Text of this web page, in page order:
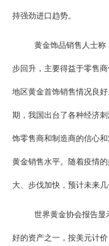
持强劲进口趋势。
黄金饰品销售人士称
步回升，主要得益于零售
地区黄金首饰销售情况良
期，我国出台了各种经济
饰零售商和制造商的信心
黄金销售水平。随着疫情
大、步伐加快，预计未来
世界黄金协会报告显
好的资产之一，按美元计